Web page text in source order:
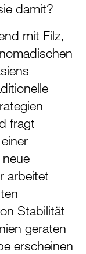
damit?
mit Filz,
fragt
arbeitet
Stabilität
geraten
erscheinen